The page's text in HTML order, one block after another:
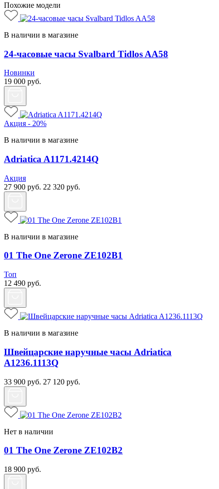
Похожие модели
В наличии в магазине
24-часовые часы Svalbard Tidlos AA58
Новинки
19 000 руб.
Акция - 20%
В наличии в магазине
Adriatica A1171.4214Q
Акция
27 900 руб. 22 320 руб.
В наличии в магазине
01 The One Zerone ZE102B1
Топ
12 490 руб.
В наличии в магазине
Швейцарские наручные часы Adriatica
A1236.1113Q
33 900 руб. 27 120 руб.
Нет в наличии
01 The One Zerone ZE102B2
18 900 руб.